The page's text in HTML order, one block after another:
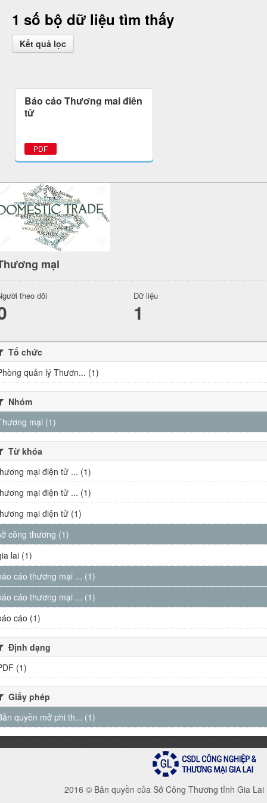
1 số bộ dữ liệu tìm thấy
Kết quả lọc
Báo cáo Thương mại điện
tử
PDF
mại
theo dõi Dữ liệu
1
Tổ chức
quản lý Thươn... (1)
Nhóm
mại (1)
Từ khóa
mại điện tử ... (1)
mại điện tử ... (1)
mại điện tử (1)
công thương (1)
lai (1)
cáo thương mại ... (1)
cáo thương mại ... (1)
cáo (1)
Định dạng
(1)
Giấy phép
quyền mở phi th... (1)
2016 © Bản quyền của Sở Công Thương tỉnh Gia Lai